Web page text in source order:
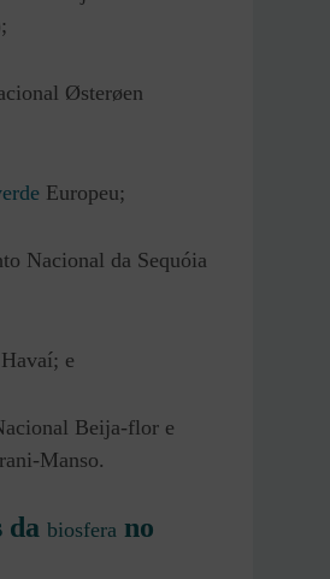
Østerøen
Europeu;
Nacional da Sequóia
e
Beija-flor e
Manso.
da biosfera no